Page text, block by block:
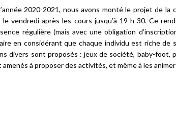
2020-2021, nous avons monté le projet de la
vendredi après les cours jusqu’à 19 h 30. Ce
régulière (mais avec une obligation
en considérant que chaque individu est riche
divers sont proposés : jeux de société, baby-
à proposer des activités, et même à les animer